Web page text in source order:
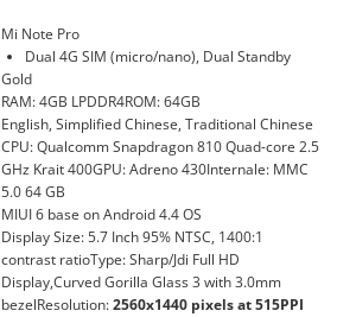
Mi Note Pro
Dual 4G SIM (micro/nano), Dual Standby
Gold
RAM: 4GB LPDDR4ROM: 64GB
English, Simplified Chinese, Traditional Chinese
CPU: Qualcomm Snapdragon 810 Quad-core 2.5
GHz Krait 400GPU: Adreno 430Internale: MMC
5.0 64 GB
MIUI 6 base on Android 4.4 OS
Display Size: 5.7 Inch 95% NTSC, 1400:1
contrast ratioType: Sharp/Jdi Full HD
Display,Curved Gorilla Glass 3 with 3.0mm
bezelResolution:2560x1440 pixels at 515PPI